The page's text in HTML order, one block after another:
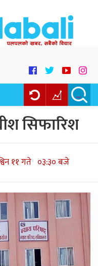
सिफारिश
११ गते ०३:३० बजे